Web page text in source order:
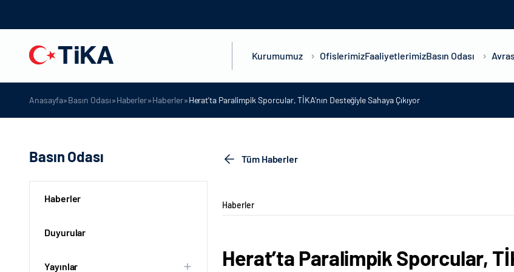
Kurumumuz OfislerimizFaaliyetlerimizBasın Odası
Anasayfa»Basın Odası»Haberler»Haberler»Herat’ta Paralimpik Sporcular, TİKA’nın Desteğiyle Sahaya Çıkıyor
Basın Odası
Haberler
Duyurular
Yayınlar
Tüm Haberler
Haberler
Herat’ta Paralimpik Sporcular,